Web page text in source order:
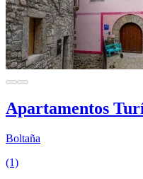
Apartamentos
Boltaña
(1)